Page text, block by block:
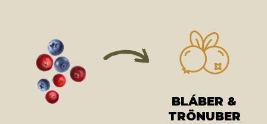
BLÁBER &
TRÖNUBER